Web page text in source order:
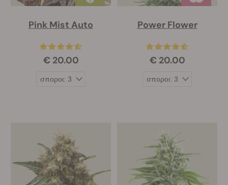
Pink Mist Auto
€ 20.00
Power Flower
€ 20.00